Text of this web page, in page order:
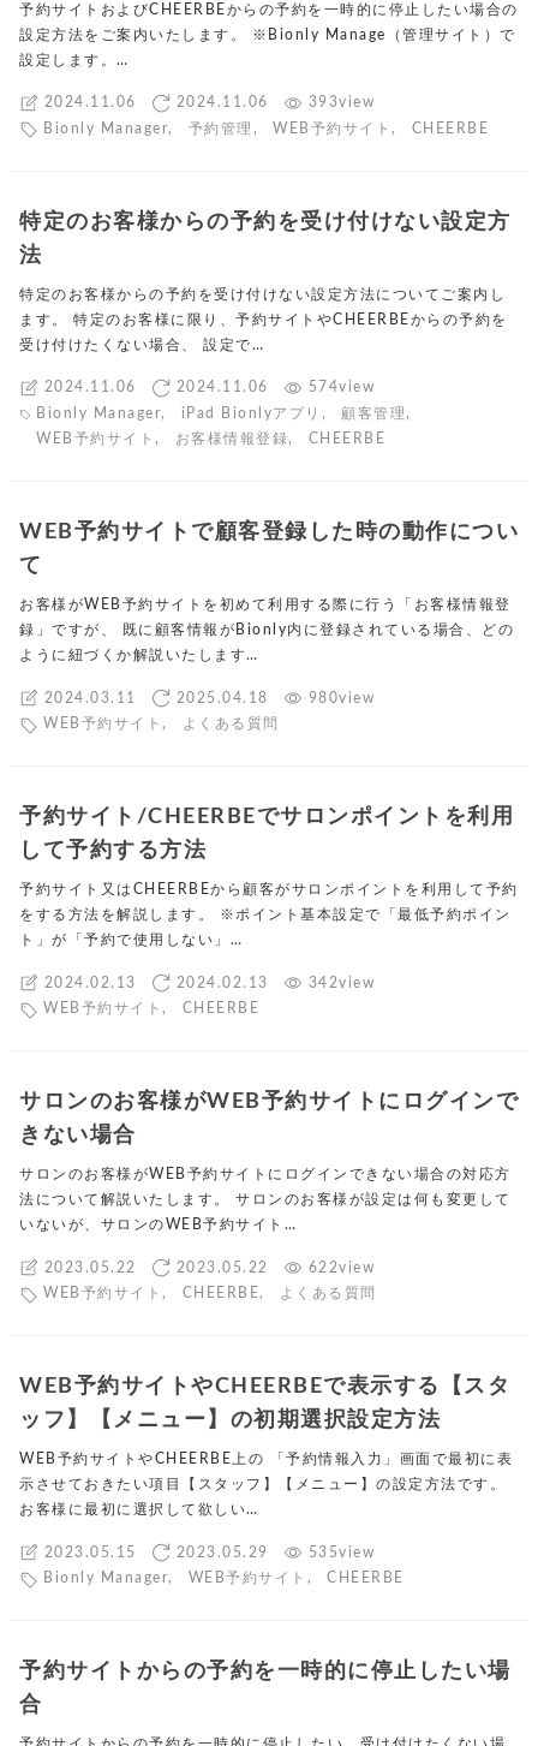
予約サイトおよびCHEERBEからの予約を一時的に停止したい場合の
設定方法をご案内いたします。 ※Bionly Manage（管理サイト）で
設定します。…
2024.11.06 2024.11.06
393view
Bionly Manager, 予約管理 , WEB予約サイト , CHEERBE
特定のお客様からの予約を受け付けない設定方
法
特定のお客様からの予約を受け付けない設定方法についてご案内し
ます。 特定のお客様に限り、予約サイトやCHEERBEからの予約を
受け付けたくない場合、 設定で…
2024.11.06 2024.11.06
574view
Bionly Manager, iPad Bionlyアプリ , 顧客管理 ,
WEB予約サイト , お客様情報登録 , CHEERBE
WEB予約サイトで顧客登録した時の動作につい
て
お客様がWEB予約サイトを初めて利用する際に行う「お客様情報登
録」ですが、 既に顧客情報がBionly内に登録されている場合、どの
ように紐づくか解説いたします…
2024.03.11 2025.04.18
980view
WEB予約サイト , よくある質問
予約サイト/CHEERBEでサロンポイントを利用
して予約する方法
予約サイト又はCHEERBEから顧客がサロンポイントを利用して予約
をする方法を解説します。 ※ポイント基本設定で「最低予約ポイン
ト」が「予約で使用しない」…
2024.02.13 2024.02.13
342view
WEB予約サイト , CHEERBE
サロンのお客様がWEB予約サイトにログインで
きない場合
サロンのお客様がWEB予約サイトにログインできない場合の対応方
法について解説いたします。 サロンのお客様が設定は何も変更して
いないが、サロンのWEB予約サイト…
2023.05.22 2023.05.22
622view
WEB予約サイト , CHEERBE , よくある質問
WEB予約サイトやCHEERBEで表示する【スタ
ッフ】【メニュー】の初期選択設定方法
WEB予約サイトやCHEERBE上の 「予約情報入力」画面で最初に表
示させておきたい項目【スタッフ】【メニュー】の設定方法です。
お客様に最初に選択して欲しい…
2023.05.15 2023.05.29
535view
Bionly Manager, WEB予約サイト , CHEERBE
予約サイトからの予約を一時的に停止したい場
合